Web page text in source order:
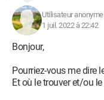
Utilisateur anonyme
1 juil. 2022 à 22:42
Bonjour,
Pourriez-vous me dire
Et où le trouver et/ou